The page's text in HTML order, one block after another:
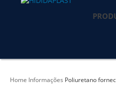
Home Informações Poliuretano